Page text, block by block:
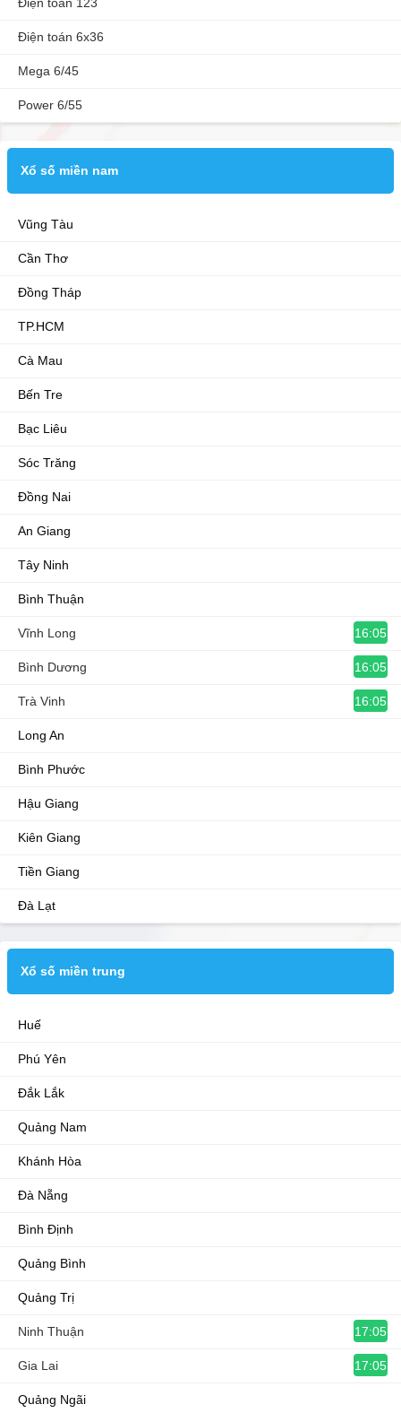
Điện toán 123
Điện toán 6x36
Mega 6/45
Power 6/55
Xổ số miền nam
Vũng Tàu
Cần Thơ
Đồng Tháp
TP.HCM
Cà Mau
Bến Tre
Bạc Liêu
Sóc Trăng
Đồng Nai
An Giang
Tây Ninh
Bình Thuận
Vĩnh Long 16:05
Bình Dương 16:05
Trà Vinh 16:05
Long An
Bình Phước
Hậu Giang
Kiên Giang
Tiền Giang
Đà Lạt
Xổ số miền trung
Huế
Phú Yên
Đắk Lắk
Quảng Nam
Khánh Hòa
Đà Nẵng
Bình Định
Quảng Bình
Quảng Trị
Ninh Thuận 17:05
Gia Lai 17:05
Quảng Ngãi